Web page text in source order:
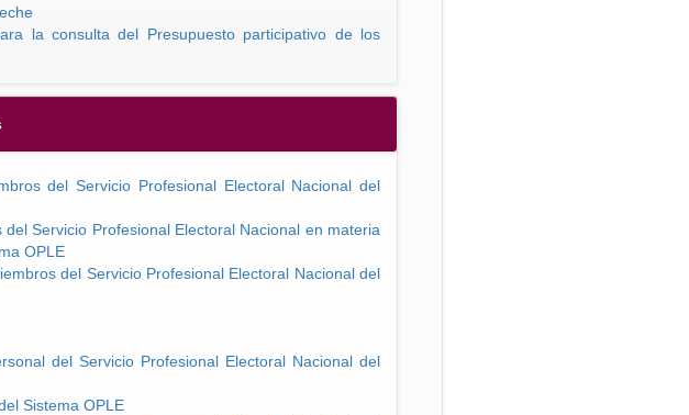
la consulta del Presupuesto participativo de los
del Servicio Profesional Electoral Nacional del
Servicio Profesional Electoral Nacional en materia
OPLE
del Servicio Profesional Electoral Nacional del
del Servicio Profesional Electoral Nacional del
Sistema OPLE